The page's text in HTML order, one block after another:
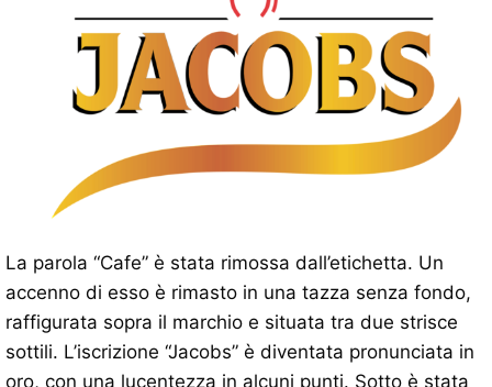
La parola “Cafe” è stata rimossa dall’etichetta. Un
accenno di esso è rimasto in una tazza senza fondo,
raffigurata sopra il marchio e situata tra due strisce
sottili. L’iscrizione “Jacobs” è diventata pronunciata in
oro, con una lucentezza in alcuni punti. Sotto è stata